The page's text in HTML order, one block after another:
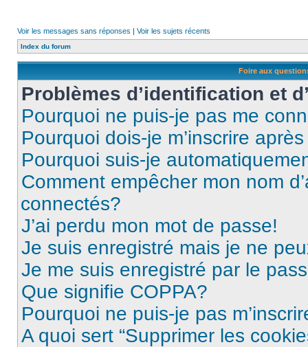
Voir les messages sans réponses | Voir les sujets récents
Index du forum
Foire aux
Problèmes d’identification et
Pourquoi ne puis-je pas me
Pourquoi dois-je m’inscrire
Pourquoi suis-je
Comment empêcher mon nom
connectés?
J’ai perdu mon mot de passe!
Je suis enregistré mais je ne
Je me suis enregistré par le
Que signifie COPPA?
Pourquoi ne puis-je pas
A quoi sert “Supprimer les